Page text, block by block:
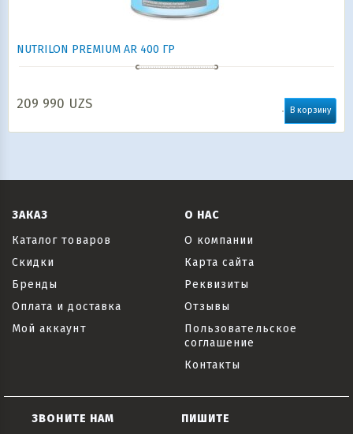
NUTRILON PREMIUM AR 400 ГР
209 990 UZS В корзину
ЗАКАЗ
Каталог товаров
Скидки
Бренды
Оплата и доставка
Мой аккаунт
О НАС
О компании
Карта сайта
Реквизиты
Отзывы
Пользовательское
соглашение
Контакты
ЗВОНИТЕ НАМ ПИШИТЕ